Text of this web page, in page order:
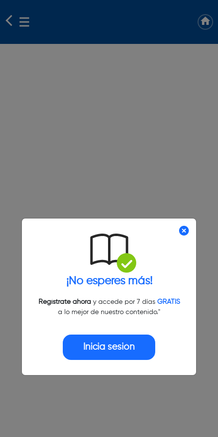
¡No esperes más!
Regístrate ahoray accede por 7 días GRATIS
a lo mejor de nuestro contenido."
Inicia sesión